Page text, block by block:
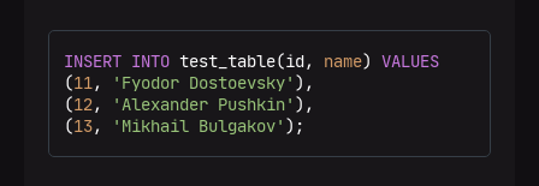
INSERT INTO test_table(id, name) VALUES
(11, 'Fyodor Dostoevsky' ),
(12, 'Alexander Pushkin' ),
(13, 'Mikhail Bulgakov' );